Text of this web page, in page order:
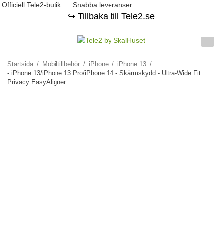
Officiell Tele2-butik Snabba leveranser
↪️ Tillbaka till Tele2.se
Startsida / Mobiltillbehör / iPhone / iPhone 13 /
- iPhone 13/iPhone 13 Pro/iPhone 14 - Skärmskydd - Ultra-Wide Fit
Privacy EasyAligner